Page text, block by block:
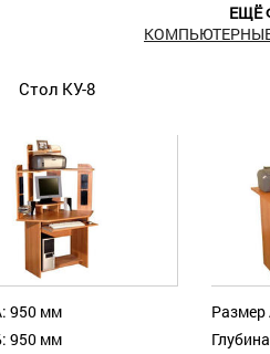
ЕЩЁ
Стол КУ-8
950 мм
950 мм